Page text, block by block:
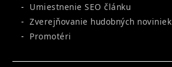
Umiestnenie SEO článku
Zverejňovanie hudobných noviniek
Promotéri